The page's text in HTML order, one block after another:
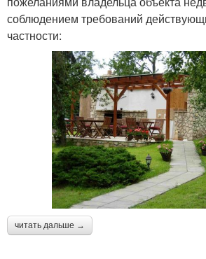
соблюдением требований
частности:
читать дальше →